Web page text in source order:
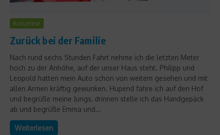
Kolumne
Zurück bei der Familie
Nach rund sechs Stunden Fahrt nehme ich die letzten Meter
hoch zu der Anhöhe, auf der unser Haus steht. Philipp und
Leopold hatten mein Auto schon von weitem gesehen und mit
allen Armen kräftig gewunken. Hupend fahre ich auf den Hof
und begrüße meine Jungs, drinnen stelle ich das Handgepäck
ab und begrüße Emma und...
Weiterlesen